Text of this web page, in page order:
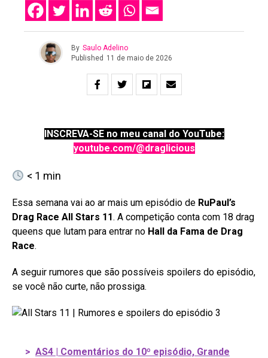
By Saulo Adelino
Published 11 de maio de 2026
INSCREVA-SE no meu canal do YouTube:
youtube.com/@draglicious
< 1 min
Essa semana vai ao ar mais um episódio de RuPaul’s
Drag Race All Stars 11. A competição conta com 18 drag
queens que lutam para entrar no Hall da Fama de Drag
Race.
A seguir rumores que são possíveis spoilers do episódio,
se você não curte, não prossiga.
> AS4 | Comentários do 10º episódio, Grande